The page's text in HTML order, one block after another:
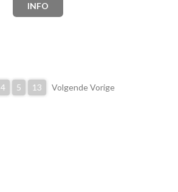
INFO
4 5 13 Volgende Vorige